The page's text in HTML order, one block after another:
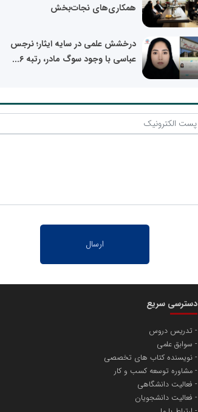
همکاری‌های نجات‌بخش
درخشش علمی در سایه ایثار؛ نرجس
عباسی با وجود سوگ مادر، رتبه ۶...
دسترسی سریع
تدریس دروس
سوابق علمی
نویسنده کتاب های تخصصی
مشاوره توسعه کسب و کار
فعالیت دانشگاهی
فعالیت دانشجویان